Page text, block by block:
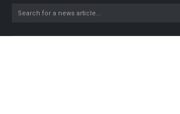
Search for a news article...